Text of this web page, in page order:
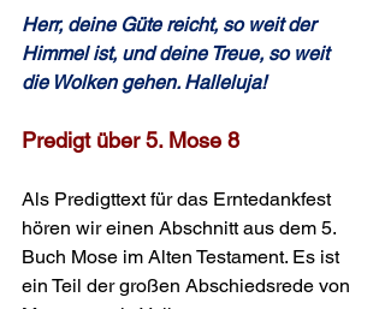
Herr, deine Güte reicht, so weit der
Himmel ist, und deine Treue, so weit
die Wolken gehen. Halleluja!
Predigt über 5. Mose 8
Als Predigttext für das Erntedankfest
hören wir einen Abschnitt aus dem 5.
Buch Mose im Alten Testament. Es ist
ein Teil der großen Abschiedsrede von